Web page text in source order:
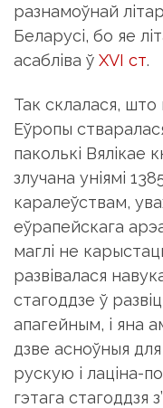
разнамоўнай
Беларусi, бо яе
асаблiва ў XVI ст.
Так склалася,
Еўропы
паколькi Вялiкае
злучана унiямi
каралеўствам,
еўрапейскага
маглi не
развiвалася
стагоддзе ў
апагейным, i яна
дзве асноўныя
рускую i лацiна-
гэтага стагоддзя